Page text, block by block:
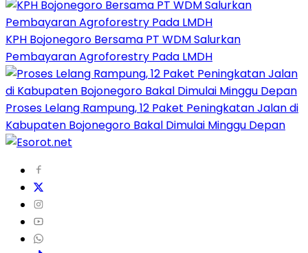
KPH Bojonegoro Bersama PT WDM Salurkan
Pembayaran Agroforestry Pada LMDH
Proses Lelang Rampung, 12 Paket Peningkatan Jalan di
Kabupaten Bojonegoro Bakal Dimulai Minggu Depan